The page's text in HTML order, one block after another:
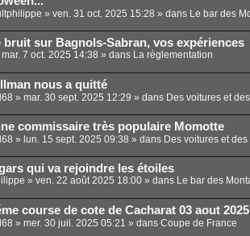
» ven. 31 oct. 2025 15:28 » dans Le bar des
bruit sur Bagnols-Sabran, vos expériences
mar. 7 oct. 2025 14:38 » dans La règlementation
nous a quitté
» mar. 30 sept. 2025 12:29 » dans Des voitures et
commissaire très populaire Momotte
» lun. 15 sept. 2025 09:38 » dans Des voitures et
qui va rejoindre les étoiles
» ven. 22 août 2025 18:00» dans Le bar des
course de cote de Cacharat 03 aout 2025
» mer. 30 juil. 2025 05:21 » dans Coupe de France